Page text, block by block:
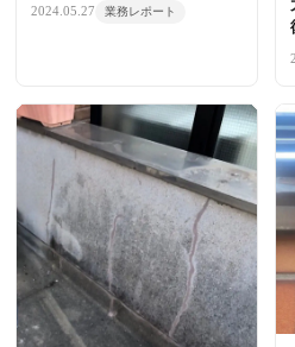
2024.05.27 業務レポート